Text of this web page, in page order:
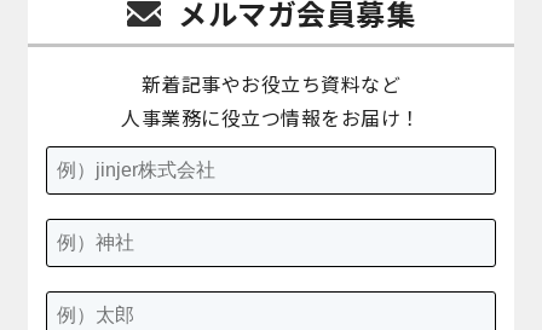
メルマガ会員募集
新着記事やお役立ち資料など
人事業務に役立つ情報をお届け！